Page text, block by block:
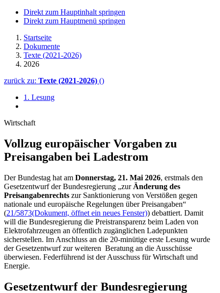
Direkt zum Hauptinhalt springen
Direkt zum Hauptmenü springen
Startseite
Dokumente
Texte (2021-2026)
2026
zurück zu: Texte (2021-2026) ()
1. Lesung
Wirtschaft
Vollzug europäischer Vorgaben zu
Preisangaben bei Ladestrom
Der Bundestag hat am Donnerstag, 21. Mai 2026, erstmals den
Gesetzentwurf der Bundesregierung „zur Änderung des
Preisangabenrechts zur Sanktionierung von Verstößen gegen
nationale und europäische Regelungen über Preisangaben“
(21/5873(Dokument, öffnet ein neues Fenster)) debattiert. Damit
will die Bundesregierung die Preistransparenz beim Laden von
Elektrofahrzeugen an öffentlich zugänglichen Ladepunkten
sicherstellen. Im Anschluss an die 20-minütige erste Lesung wurde
der Gesetzentwurf zur weiteren Beratung an die Ausschüsse
überwiesen. Federführend ist der Ausschuss für Wirtschaft und
Energie.
Gesetzentwurf der Bundesregierung